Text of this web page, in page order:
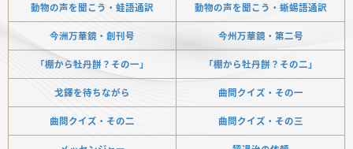
動物の声を聞こう・蛙語通訳 動物の声を聞こう・蜥蜴語通訳
今洲万華鏡・創刊号 今州万華鏡・第二号
「棚から牡丹餅？その一」 「棚から牡丹餅？その二」
戈鐸を待ちながら 曲問クイズ・その一
曲問クイズ・その二 曲問クイズ・その三